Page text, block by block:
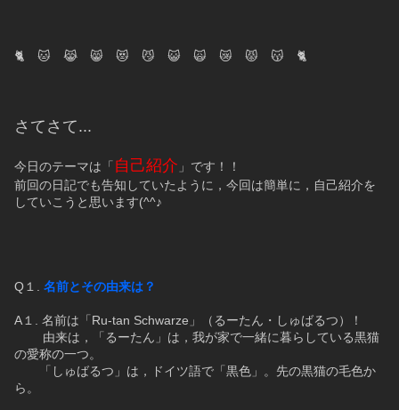
🐈　🐱　😹　😸　😻　😼　😺　🙀　😿　😾　😽　🐈
さてさて...
今日のテーマは「 自己紹介 」です！！
前回の日記でも告知していたように，今回は簡単に，自己紹介を
していこうと思います(^^♪
Q１. 名前とその由来は？
A１. 名前は「Ru-tan Schwarze」（るーたん・しゅばるつ）！
由来は，「るーたん」は，我が家で一緒に暮らしている黒猫
の愛称の一つ。
「しゅばるつ」は，ドイツ語で「黒色」。先の黒猫の毛色か
ら。